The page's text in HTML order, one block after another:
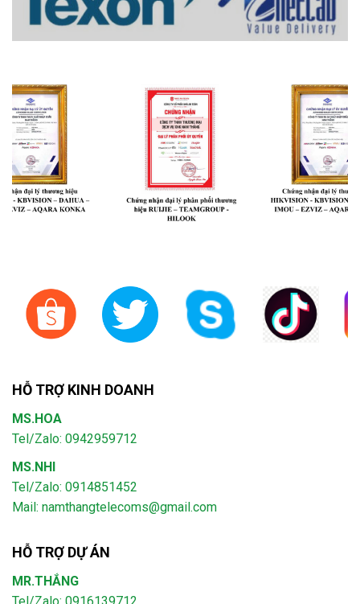
HỖ TRỢ KINH DOANH
MS.HOA
Tel/Zalo: 0942959712
MS.NHI
Tel/Zalo: 0914851452
Mail: namthangtelecoms@gmail.com
HỖ TRỢ DỰ ÁN
MR.THẮNG